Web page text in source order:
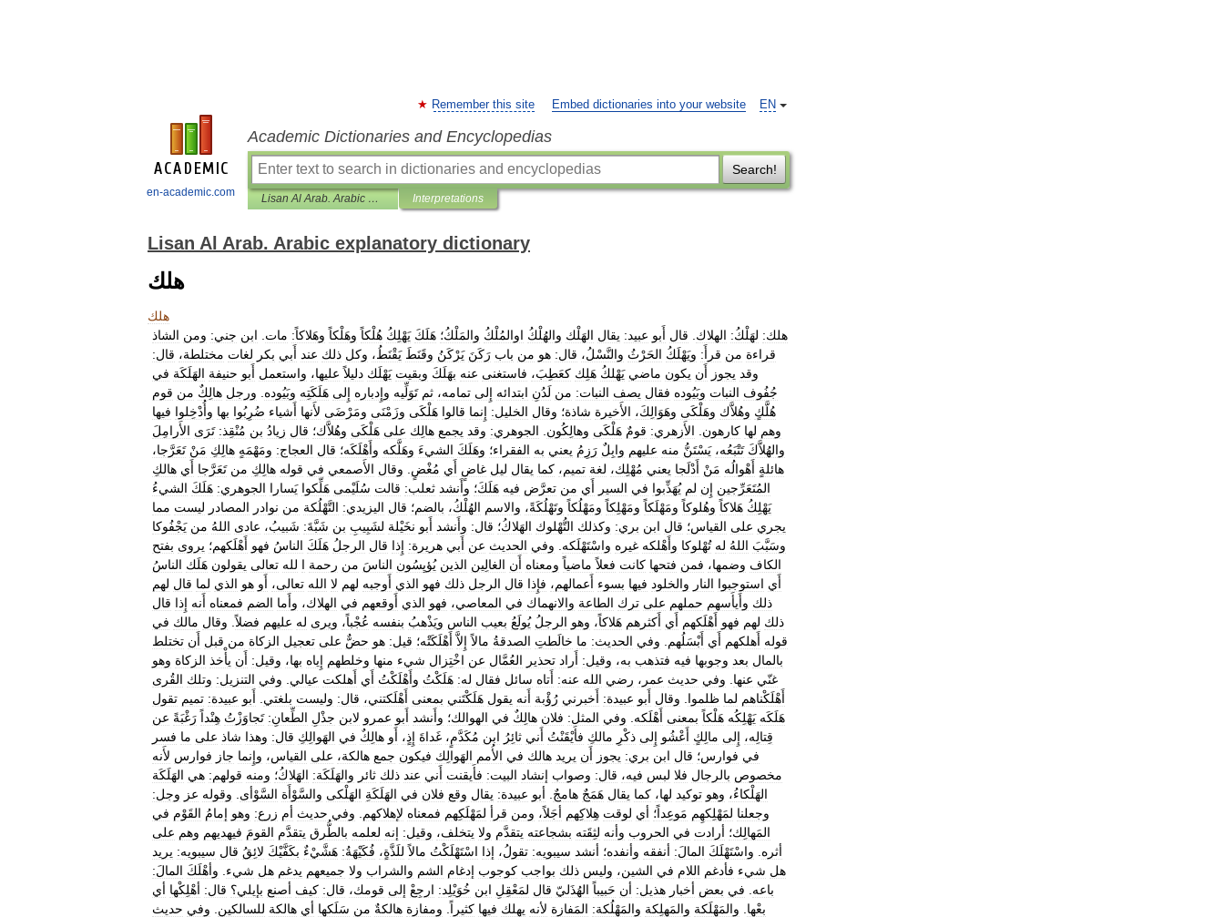
en-academic.com
EN
Remember this site Embed dictionaries into your website
Academic Dictionaries and Encyclopedias
Search!
Lisan Al Arab. Arabic explanatory dictionary Interpretations
Lisan Al Arab. Arabic explanatory dictionary
هلك
هلك
هلك: لهَلْكُ: الهلاك قال أَبو عبيد: يقال الهَلْك والهُلْكُ اوالمُلْكُ والمَلْكُ؛ هَلَكَ يَهْلِكُ هُلْكاً وهَلْكاً وهَلاكاً: مات ابن جني: ومن الشاذ
قراءة من قرأَ: ويَهْلَكُ الحَرْثُ والنَّسْلُ، قال: هو من باب رَكَنَ يَرْكَنُ وقَنَطَ يَقْنَطُ، وكل ذلك عند أَبي بكر لغات مختلطة، قال:
وقد يجوز أَن يكون ماضي يَهْلكُ هَلِك كعَطِبَ، فاستغنى عنه بهَلَكَ وبقيت يَهْلَك دليلاً عليها، واستعمل أَبو حنيفة الهَلَكَة في
جُفُوف النبات وبَيُوده فقال يصف النبات: من لَدُنِ ابتدائه إِلى تمامه، ثم تَوَلِّيه وإِدباره إِلى هَلَكَتِه وبَيُوده ورجل هالِكٌ من قوم
هُلَّكٍ وهُلاَّك وهَلْكَى وهَوَالِكَ، الأَخيرة شاذة؛ وقال الخليل: إِنما قالوا هَلْكَى وزَمْنَى ومَرْضَى لأَنها أَشياء ضُرِبُوا بها وأُدْخِلوا فيها
وهم لها كارهون الأَزهري: قومٌ هَلْكَى وهالِكُون الجوهري: وقد يجمع هالِك على هَلْكَى وهُلاَّك؛ قال زيادُ بن مُنْقِذ: تَرَى الأَرامِلَ
والهُلاَّكَ تَتْبَعُه، يَسْتَنُّ منه عليهم وابِلٌ رَزِمُ يعني به الفقراء؛ وهَلَكَ الشيءَ وهَلَّكه وأَهْلَكَه؛ قال العجاج: ومَهْمَهٍ هالِكِ مَنْ تَعَرَّجا،
هائلةٍ أَهْوالُه مَنْ أَدْلَجا يعني مُهْلِك، لغة تميم، كما يقال ليل غاضٍ أَي مُغْضٍ وقال الأَصمعي في قوله هالِكِ من تَعَرَّجا أَي هالكِ
المُتَعَرِّجين إِن لم يُهَذِّبوا في السير أَي من تعرَّض فيه هَلَكَ؛ وأَنشد ثعلب: قالت سُلَيْمى هَلِّكوا يَسارا الجوهري: هَلَكَ الشيءُ
يَهْلِكُ هَلاكاً وهُلوكاً ومَهْلَكاً ومَهْلِكاً ومَهْلُكاً وتَهْلُكَةً، والاسم الهُلْكُ، بالضم؛ قال اليزيدي: التَّهْلُكة من نوادر المصادر ليست مما
يجري على القياس؛ قال ابن بري: وكذلك التُّهْلوك الهَلاكُ؛ قال: وأَنشد أَبو نخَيْلة لشَبِيبِ بن شَبَّةَ: شَبيبُ، عادى اللهُ من يَجْفُوكا
وسَبَّبَ اللهُ له تُهْلوكا وأَهْلكه غيره واسْتَهْلَكه وفي الحديث عن أَبي هريرة: إِذا قال الرجلُ هَلَكَ الناسُ فهو أَهْلَكهم؛ يروى بفتح
الكاف وضمها، فمن فتحها كانت فعلاً ماضياً ومعناه أَن الغالِين الذين يُؤيِسُون الناسَ من رحمة ا لله تعالى يقولون هَلَك الناسُ
أَي استوجبوا النار والخلود فيها بسوء أَعمالهم، فإِذا قال الرجل ذلك فهو الذي أَوجبه لهم لا الله تعالى، أَو هو الذي لما قال لهم
ذلك وأَيأَسهم حملهم على ترك الطاعة والانهماك في المعاصي، فهو الذي أَوقعهم في الهلاك، وأَما الضم فمعناه أَنه إِذا قال
ذلك لهم فهو أَهْلَكهم أَي أَكثرهم هَلاكاً، وهو الرجلُ يُولَعُ بعيب الناس ويَذْهبُ بنفسه عُجْباً، ويرى له عليهم فضلاً. وقال مالك في
قوله أَهلكهم أَي أَبْسَلُهم وفي الحديث: ما خالَطتِ الصدقةُ مالاً إِلاَّ أَهْلَكَتْه؛ قيل: هو حضٌّ على تعجيل الزكاة من قبل أَن تختلط
بالمال بعد وجوبها فيه فتذهب به، وقيل: أَراد تحذير العُمَّال عن اخْتِزال شيء منها وخلطهم إِياه بها، وقيل: أَن يأْخذ الزكاة وهو
غنّي عنها وفي حديث عمر، رضي الله عنه: أَتاه سائل فقال له: هَلَكْتُ وأَهْلَكْتُ أَي أَهلكت عيالي وفي التنزيل: وتلك القُرى
أَهْلَكْناهم لما ظلموا وقال أَبو عبيدة: أَخبرني رُؤْبة أَنه يقول هَلَكْتَني بمعنى أَهْلَكتني، قال: وليست بلغتي أَبو عبيدة: تميم تقول
هَلَكَه يَهْلِكُه هَلْكاً بمعنى أَهْلَكه وفي المثل: فلان هالِكٌ في الهوالك؛ وأَنشد أَبو عمرو لابن جذْلِ الطِّعانِ: تَجاوَزْتُ هِنْداً رَغْبَةً عن
قِتالِه، إِلى مالِكٍ أَعْشُو إِلى ذكْرِ مالكِ فأَيْقَنْتُ أَني ثائِرُ ابن مُكَدَّمٍ، غَداةَ إِذٍ، أَو هالِكٌ في الهَوالِكِ قال: وهذا شاذ على ما فسر
في فوارس؛ قال ابن بري: يجوز أَن يريد هالك في الأُمم الهَوالِك فيكون جمع هالكة، على القياس، وإِنما جاز فوارس لأَنه
مخصوص بالرجال فلا لبس فيه، قال: وصواب إنشاد البيت: فأَيقنت أَني عند ذلك ثائر والهَلَكَة: الهَلاكُ؛ ومنه قولهم: هي الهَلَكَة
الهَلْكاءُ، وهو توكيد لها، كما يقال هَمَجٌ هامجٌ أبو عبيدة: يقال وقع فلان في الهَلَكَةِ الهَلْكى والسَّوْأَة السَّوْأى وقوله عز وجل:
وجعلنا لمَهْلِكهِم مَوعِداً؛ أي لوقت هِلاكِهم أجَلاً، ومن قرأ لمَهْلَكِهم فمعناه لإهلاكهم وفي حديث أم زرع: وهو إمامُ القَوْم في
المَهالِك؛ أرادت في الحروب وأنه لثِقَته بشجاعته يتقدَّم ولا يتخلف، وقيل: إنه لعلمه بالطُّرق يتقدَّم القومَ فيهديهم وهم على
أثره
واسْتَهْلَكَ المالَ: أنفقه وأنفده؛ أنشد سيبويه: تقولُ، إذا اسْتَهْلَكْتُ مالاً للَذَّةٍ، فُكَيْهَةُ: هَشَّيْءٌ بكَفَّيْكَ لائِقُ قال سيبويه: يريد
هل شيء فأدغم اللام في الشين، وليس ذلك بواجب كوجوب إدغام الشم والشراب ولا جميعهم يدغم هل شيء وأهْلَكَ المالَ:
باعه
في بعض أخبار هذيل: أن حَبيباً الهُذَليّ قال لمَعْقِلِ ابن خُوَيْلِد: ارجِعْ إلى قومك، قال: كيف أصنع بإيلي؟ قال: أهْلِكْها أي
بعْها
والمَهْلَكة والمَهلِكة والمَهْلُكة: المَفازة لأنه يهلك فيها كثيراً ومفازة هالكةٌ من سَلَكها أي هالكة للسالكين وفي حديث